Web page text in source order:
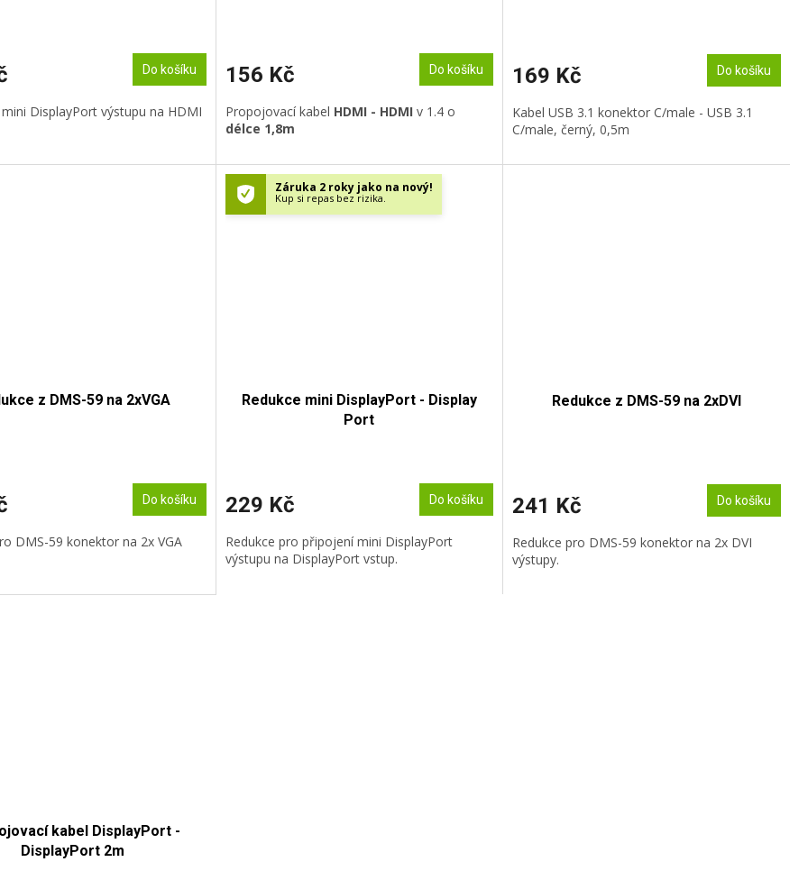
Do košíku
mini DisplayPort výstupu na HDMI
156 Kč Do košíku
Propojovací kabel HDMI - HDMI v 1.4 o
délce 1,8m
169 Kč Do košíku
Kabel USB 3.1 konektor C/male - USB 3.1
C/male, černý, 0,5m
z DMS-59 na 2xVGA
Do košíku
DMS-59 konektor na 2x VGA
Záruka 2 roky jako na nový!
Kup si repas bez rizika.
Redukce mini DisplayPort - Display
Port
229 Kč Do košíku
Redukce pro připojení mini DisplayPort
výstupu na DisplayPort vstup.
Redukce z DMS-59 na 2xDVI
241 Kč Do košíku
Redukce pro DMS-59 konektor na 2x DVI
výstupy.
kabel DisplayPort -
DisplayPort 2m